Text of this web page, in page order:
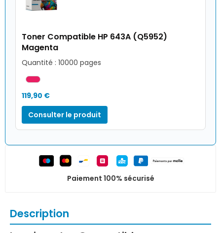
Toner Compatible HP 643A (Q5952)
Magenta
Quantité : 10000 pages
119,90 €
Consulter le produit
Paiement 100% sécurisé
Description